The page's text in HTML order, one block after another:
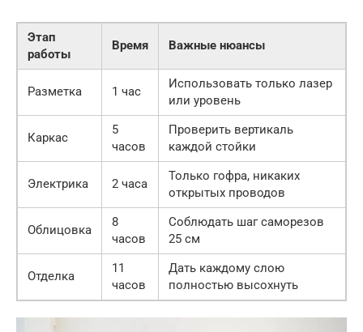
Этап
работы
Время Важные нюансы
Разметка 1 час
Использовать только лазер
или уровень
Каркас
5
часов
Проверить вертикаль
каждой стойки
Электрика 2 часа
Только гофра, никаких
открытых проводов
Облицовка
8
часов
Соблюдать шаг саморезов
25 см
Отделка
11
часов
Дать каждому слою
полностью высохнуть